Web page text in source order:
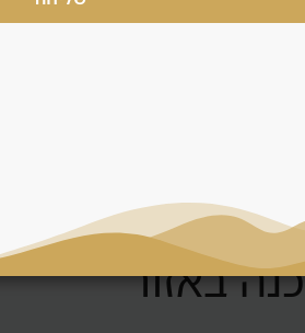
למוקדי תעסוקה, תחזוקה, דמי
ראשון.